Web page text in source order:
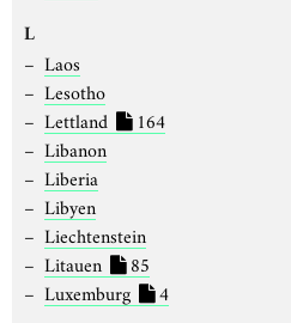
L
Laos
Lesotho
Lettland
164
Libanon
Liberia
Libyen
Liechtenstein
Litauen
85
Luxemburg
4